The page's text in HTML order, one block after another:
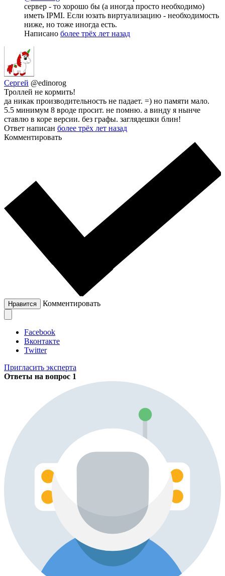
сервер - то хорошо бы (а иногда просто необходимо)
иметь IPMI. Если юзать виртуализацию - необходимость
ниже, но тоже иногда есть.
Написано более трёх лет назад
Сергей @edinorog
Троллей не кормить!
да никак производительность не падает. =) но памяти мало.
5.5 минимум 8 вроде просит. не помню. а винду я нынче
ставлю в коре версии. без графы. заглядешки блин!
Ответ написан более трёх лет назад
Комментировать
Нравится Комментировать
Facebook
Вконтакте
Twitter
Пригласить эксперта
Ответы на вопрос 1